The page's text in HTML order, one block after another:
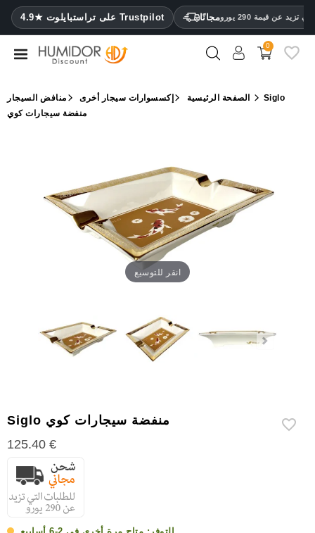
4.9★ على تراستبايلوت Trustpilot مجانًا عن قيمة 290 يورو CATEGORY
مرطب
خزائن
ترطيب
إكسسوارات
0
الصفحة الرئيسية إكسسوارات سيجار أخرى منافض السيجار
Siglo
منفضة سيجارات كوي
انقر للتوسيع
Siglo منفضة سيجارات كوي
125.40 €